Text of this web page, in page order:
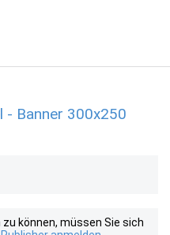
- Banner 300x250
können, müssen Sie sich